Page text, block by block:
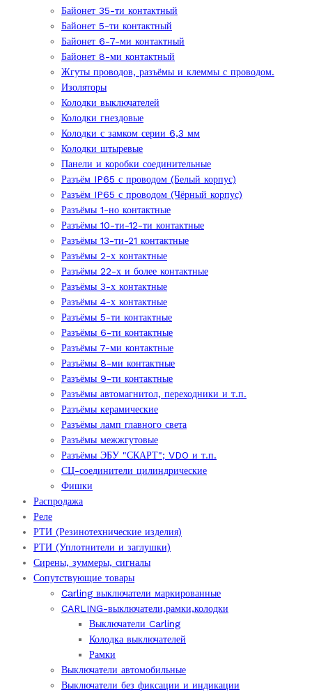
Байонет 35-ти контактный
Байонет 5-ти контактный
Байонет 6-7-ми контактный
Байонет 8-ми контактный
Жгуты проводов, разъёмы и клеммы с проводом.
Изоляторы
Колодки выключателей
Колодки гнездовые
Колодки с замком серии 6,3 мм
Колодки штыревые
Панели и коробки соединительные
Разъём IP65 с проводом (Белый корпус)
Разъём IP65 с проводом (Чёрный корпус)
Разъёмы 1-но контактные
Разъёмы 10-ти-12-ти контактные
Разъёмы 13-ти-21 контактные
Разъёмы 2-х контактные
Разъёмы 22-х и более контактные
Разъёмы 3-х контактные
Разъёмы 4-х контактные
Разъёмы 5-ти контактные
Разъёмы 6-ти контактные
Разъёмы 7-ми контактные
Разъёмы 8-ми контактные
Разъёмы 9-ти контактные
Разъёмы автомагнитол, переходники и т.п.
Разъёмы керамические
Разъёмы ламп главного света
Разъёмы межжгутовые
Разъёмы ЭБУ "СКАРТ"; VDO и т.п.
СЦ-соединители цилиндрические
Фишки
Распродажа
Реле
РТИ (Резинотехнические изделия)
РТИ (Уплотнители и заглушки)
Сирены, зуммеры, сигналы
Сопутствующие товары
Carling выключатели маркированные
CARLING-выключатели,рамки,колодки
Выключатели Carling
Колодка выключателей
Рамки
Выключатели автомобильные
Выключатели без фиксации и индикации